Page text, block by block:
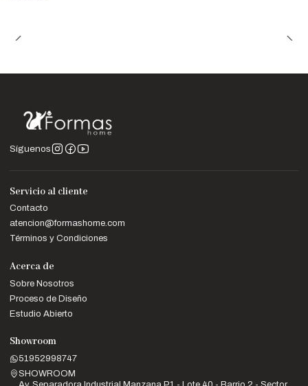
Síguenos
Servicio al cliente
Contacto
atencion@formashome.com
Términos y Condiciones
Acerca de
Sobre Nosotros
Proceso de Diseño
Estudio Abierto
Showroom
51952998747
SHOWROOM